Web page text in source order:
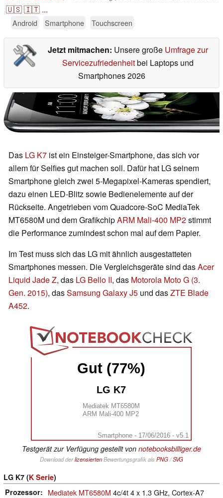
🇺🇸🇮🇹 ...
Android Smartphone Touchscreen
Jetzt mitmachen: Unsere große Umfrage zur
Servicezufriedenheitbei Laptops und
Smartphones 2026
Das LG K7 ist ein Einsteiger-Smartphone, das sich vor
allem für Selfies gut machen soll. Dafür hat LG seinem
Smartphone gleich zwei 5-Megapixel-Kameras spendiert,
dazu einen LED-Blitz sowie Bedienelemente auf der
Rückseite. Angetrieben vom Quadcore-SoC MediaTek
MT6580M und dem GrafikchipARM Mali-400 MP2stimmt
die Performance zumindest schon mal auf dem Papier.
Im Test muss sich das LG mit ähnlich ausgestatteten
Smartphones messen. Die Vergleichsgeräte sind dasAcer
Liquid Jade Z, das LG Bello II, das Motorola Moto G (3.
Gen. 2015), dasSamsung Galaxy J5 und dasZTE Blade
A452.
Gut (77%)
LG K7
Mediatek MT6580M
ARM Mali-400 MP2
Smartphone - 17/06/2016 - v5.1
Testgerät zur Verfügung gestellt von notebooksbilliger.de
Download derlizensiertenBewertungsgrafik als PNG/SVG
LG K7 (K Serie)
Prozessor
Mediatek MT6580M 4c/4t 4 x 1.3 GHz, Cortex-A7